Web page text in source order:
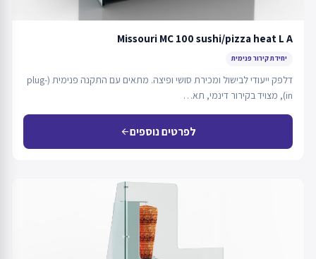
Missouri MC 100 sushi/pizza heat L A
יחידת קירור פנימית
דלפק ייעודי לבישול ומכירת סושי ופיצה. מתאים עם התקנה פנימית (plug-
in), מצויד בקירור דינמי, תא…
לפרטים נוספיםarrow_back